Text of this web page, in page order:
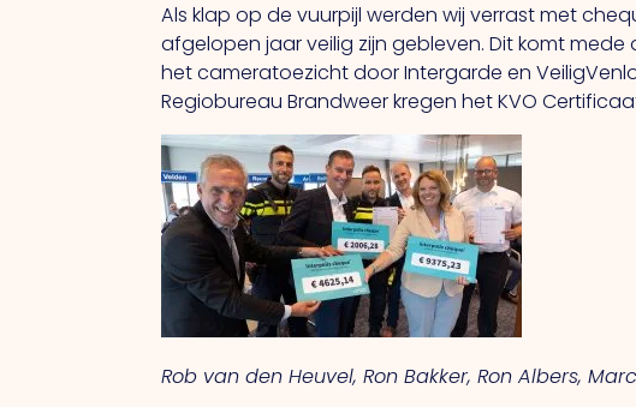
Als klap op de vuurpijl werden wij verrast met
afgelopen jaar veilig zijn gebleven. Dit komt
het cameratoezicht door Intergarde en
Regiobureau Brandweer kregen het KVO
Rob van den Heuvel, Ron Bakker, Ron Albers,